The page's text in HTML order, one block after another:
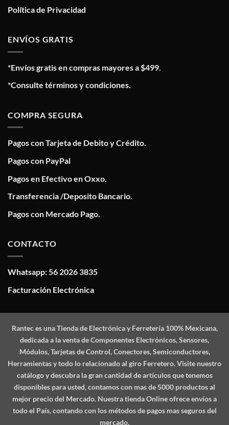
Política de Privacidad
ENVÍOS GRATIS
*Envíos gratis en compras mayores a $499.
*Consulte términos y condiciones.
COMPRA SEGURA
Pagos con Tarjeta de Debito y Crédito.
Pagos con PayPal
Pagos en Efectivo en Oxxo.
Transferencia /Deposito Bancario.
Pagos con Mercado Pago.
CONTACTO
Whatsapp: 56 2026 3835
Facturación Electrónica
Ranteces una Tienda de Electrónica y Ferretería 100% Mexicana,
dedicada a la venta de Componentes Electrónicos, Sensores,
Módulos, Tarjetas de Control, Conectores, Semiconductores,
Herramientas y todo lo relacionado al giro Ferretero. Visite nuestro
catálogo y descubra la gran cantidad de artículos que tenemos
disponibles para usted, contamos con mas de 5000 productos al
mejor precio del Mercado. Nuestra tienda Online ofrece envíos a
todo el País, contando con los métodos de pagos mas seguros del
mercado.